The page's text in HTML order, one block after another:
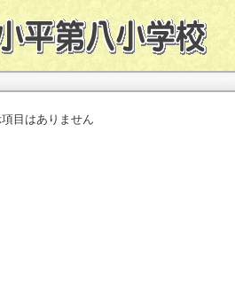
目はありません